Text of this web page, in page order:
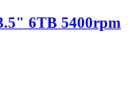
6TB 5400rpm